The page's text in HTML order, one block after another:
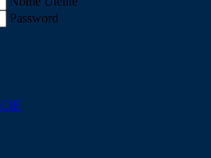
Password